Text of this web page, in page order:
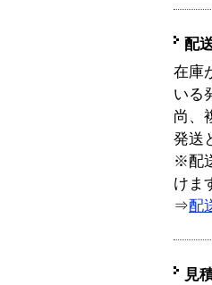
配
在庫
いる
尚、
発送
※配
けま
⇒配
見